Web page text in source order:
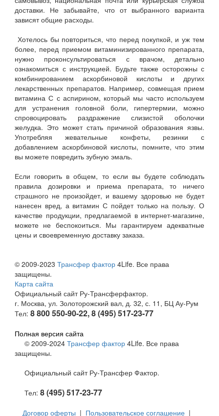
доставки. Не забывайте, что от выбранного варианта
зависят общие расходы.
Хотелось бы повториться, что перед покупкой, и уж тем
более, перед приемом витаминизированного препарата,
нужно проконсультироваться с врачом, детально
ознакомиться с инструкцией. Будьте также осторожны с
комбинированием аскорбиновой кислоты и других
лекарственных препаратов. Например, совмещая прием
витамина С с аспирином, который мы часто используем
для устранения головной боли, гипертермии, можно
спровоцировать раздражение слизистой оболочки
желудка. Это может стать причиной образования язвы.
Употребляя жевательные конфеты, резинки с
добавлением аскорбиновой кислоты, помните, что этим
вы можете повредить зубную эмаль.
Если говорить в общем, то если вы будете соблюдать
правила дозировки и приема препарата, то ничего
страшного не произойдет, и вашему здоровью не будет
нанесен вред, а витамин С пойдет только на пользу. О
качестве продукции, предлагаемой в интернет-магазине,
можете не беспокоиться. Мы гарантируем адекватные
цены и своевременную доставку заказа.
© 2009-2023 Трансфер фактор 4Life. Все права
защищены.
Карта сайта
Официальный сайт Ру-Трансферфактор.
г. Москва, ул. Золоторожский вал, д. 32, с. 11, БЦ Ау-Рум
Тел: 8 800 550-90-22, 8 (495) 517-23-77
Полная версия сайта
© 2009-2024 Трансфер фактор 4Life. Все права
защищены.
Официальный сайт Ру-Трансфер Фактор.
Тел: 8 (495) 517-23-77
Договор оферты | Пользовательское соглашение |